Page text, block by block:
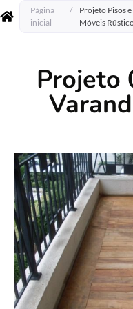
Página
inicial
/
Projeto Pisos
Móveis
Projeto